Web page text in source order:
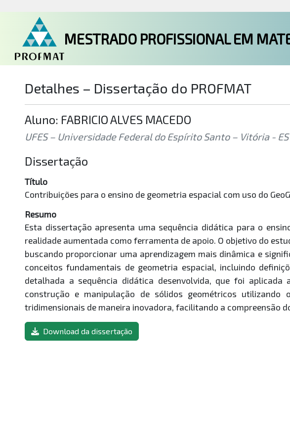
MESTRADO PROFISSIONAL EM
Detalhes – Dissertação do PROFMAT
Aluno: FABRICIO ALVES MACEDO
UFES – Universidade Federal do Espírito Santo – Vitória - ES
Dissertação
Título
Contribuições para o ensino de geometria espacial com uso do
Resumo
Esta dissertação apresenta uma sequência didática para o
realidade aumentada como ferramenta de apoio. O objetivo do
buscando proporcionar uma aprendizagem mais dinâmica e
conceitos fundamentais de geometria espacial, incluindo
detalhada a sequência didática desenvolvida, que foi
construção e manipulação de sólidos geométricos
tridimensionais de maneira inovadora, facilitando a compreensão
Download da dissertação